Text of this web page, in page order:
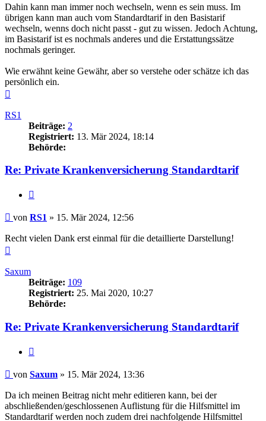
Dahin kann man immer noch wechseln, wenn es sein muss. Im
übrigen kann man auch vom Standardtarif in den Basistarif
wechseln, wenns doch nicht passt - gut zu wissen. Jedoch Achtung,
im Basistarif ist es nochmals anderes und die Erstattungssätze
nochmals geringer.
Wie erwähnt keine Gewähr, aber so verstehe oder schätze ich das
persönlich ein.
RS1
Beiträge: 2
Registriert: 13. Mär 2024, 18:14
Behörde:
Re: Private Krankenversicherung Standardtarif
Beitrag
von RS1 » 15. Mär 2024, 12:56
Recht vielen Dank erst einmal für die detaillierte Darstellung!
Saxum
Beiträge: 109
Registriert: 25. Mai 2020, 10:27
Behörde:
Re: Private Krankenversicherung Standardtarif
Beitrag
von Saxum » 15. Mär 2024, 13:36
Da ich meinen Beitrag nicht mehr editieren kann, bei der
abschließenden/geschlossenen Auflistung für die Hilfsmittel im
Standardtarif werden noch zudem drei nachfolgende Hilfsmittel